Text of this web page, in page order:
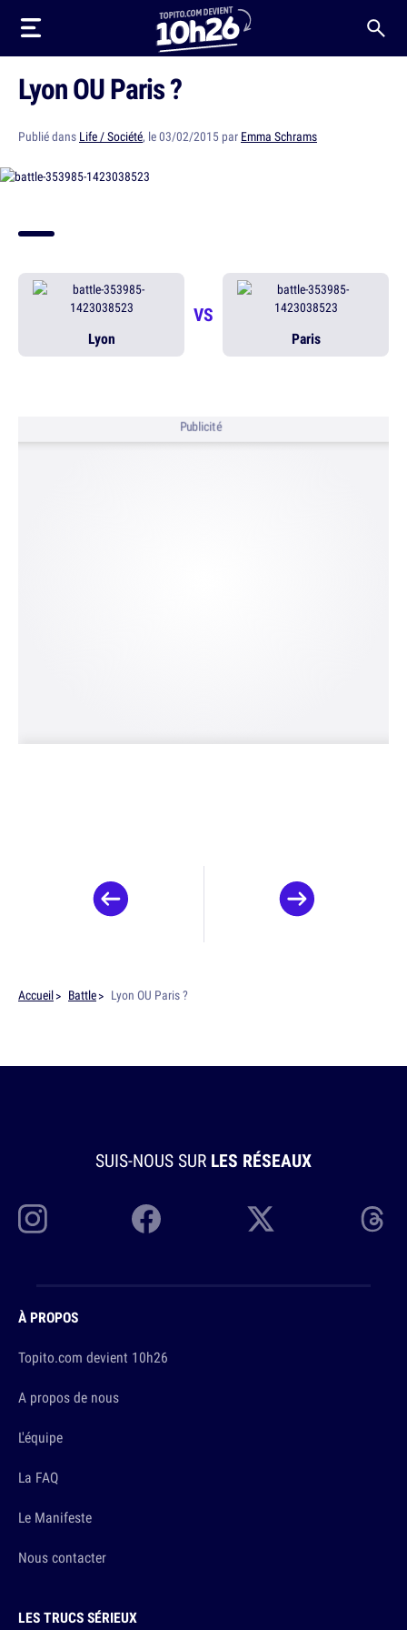
Lyon OU Paris ?
Publié dans Life / Société, le 03/02/2015 par Emma Schrams
Lyon
VS
Paris
Publicité
Accueil Battle Lyon OU Paris ?
SUIS-NOUS SUR LES RÉSEAUX
À PROPOS
Topito.com devient 10h26
A propos de nous
L'équipe
La FAQ
Le Manifeste
Nous contacter
LES TRUCS SÉRIEUX